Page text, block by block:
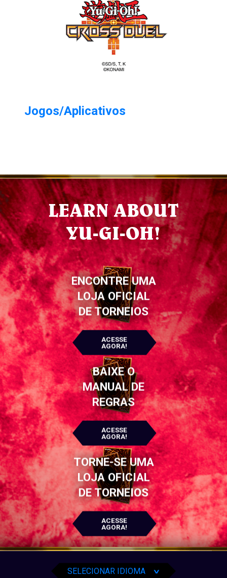
Jogos/Aplicativos
LEARN ABOUT
YU-GI-OH!
ENCONTRE UMA
LOJA OFICIAL
DE TORNEIOS
ACESSE
AGORA!
BAIXE O
MANUAL DE
REGRAS
ACESSE
AGORA!
TORNE-SE UMA
LOJA OFICIAL
DE TORNEIOS
ACESSE
AGORA!
SELECIONAR IDIOMA ∨
English
Español